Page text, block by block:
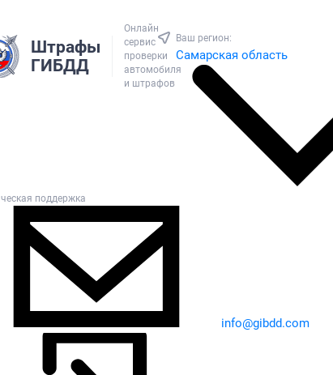
Штрафы
ГИБДД
Онлайн
сервис
проверки
автомобиля
и штрафов
Ваш регион:
Самарская область
поддержка
info@gibdd.com